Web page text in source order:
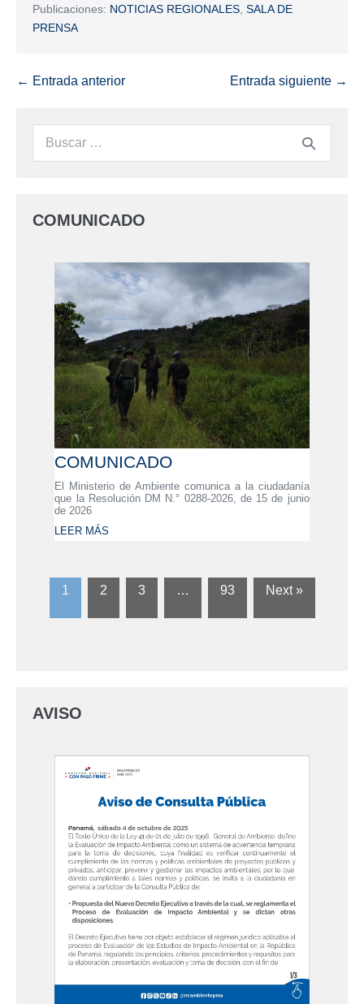
Publicaciones: NOTICIAS REGIONALES SALA DE
PRENSA
← Entrada anterior Entrada siguiente →
COMUNICADO
COMUNICADO
El Ministerio de Ambiente comunica a la ciudadanía
que la Resolución DM N.° 0288-2026, de 15 de junio
de 2026
LEER MÁS
1 2 3 … 93 Next »
AVISO